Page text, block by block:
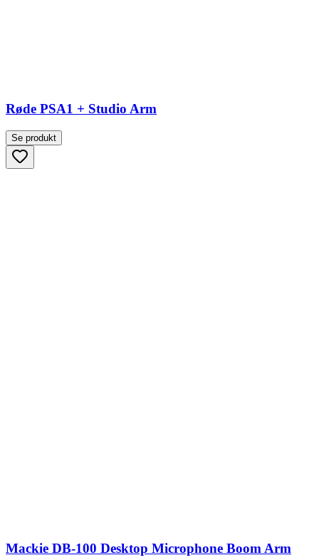
Røde PSA1 + Studio Arm
Se produkt
Mackie DB-100 Desktop Microphone Boom Arm